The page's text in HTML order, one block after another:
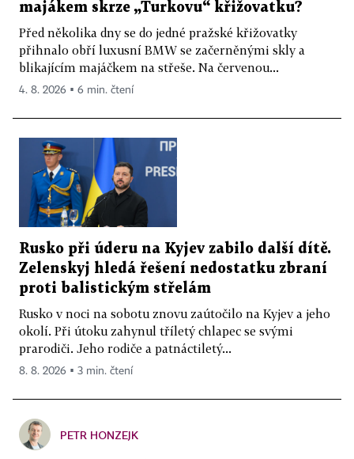
majákem skrze „Turkovu“ křižovatku?
Před několika dny se do jedné pražské křižovatky
přihnalo obří luxusní BMW se začerněnými skly a
blikajícím majáčkem na střeše. Na červenou...
4. 8. 2026 ▪ 6 min. čtení
Rusko při úderu na Kyjev zabilo další dítě.
Zelenskyj hledá řešení nedostatku zbraní
proti balistickým střelám
Rusko v noci na sobotu znovu zaútočilo na Kyjev a jeho
okolí. Při útoku zahynul tříletý chlapec se svými
prarodiči. Jeho rodiče a patnáctiletý...
8. 8. 2026 ▪ 3 min. čtení
PETR HONZEJK